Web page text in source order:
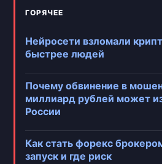
ГОРЯЧЕЕ
Нейросети взломали
быстрее людей
Почему обвинение в
миллиард рублей может
России
Как стать форекс
запуск и где риск